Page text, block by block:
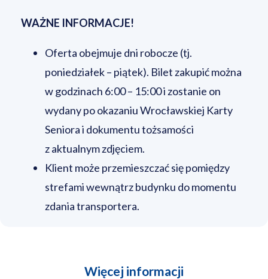
WAŻNE INFORMACJE!
Oferta obejmuje dni robocze (tj.
poniedziałek – piątek). Bilet zakupić można
w godzinach 6:00 – 15:00 i zostanie on
wydany po okazaniu Wrocławskiej Karty
Seniora i dokumentu tożsamości
z aktualnym zdjęciem.
Klient może przemieszczać się pomiędzy
strefami wewnątrz budynku do momentu
zdania transportera.
Więcej informacji